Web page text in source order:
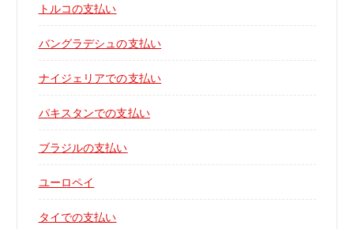
トルコの支払い
バングラデシュの支払い
ナイジェリアでの支払い
パキスタンでの支払い
ブラジルの支払い
ユーロペイ
タイでの支払い